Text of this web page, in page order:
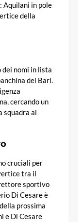
Aquilani in pole
della
dei nomi in lista
del Bari.
cercando un
squadra ai
cruciali per
tra il
sportivo
Di Cesare è
prossima
e Di Cesare